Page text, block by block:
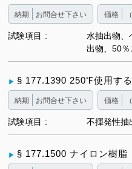
納期 お問合せ下さい 価格
試験項目
水抽出物、
出物、50
§ 177.1390 250℉使用す
納期 お問合せ下さい 価格
試験項目 不揮発性抽
§ 177.1500 ナイロン樹脂